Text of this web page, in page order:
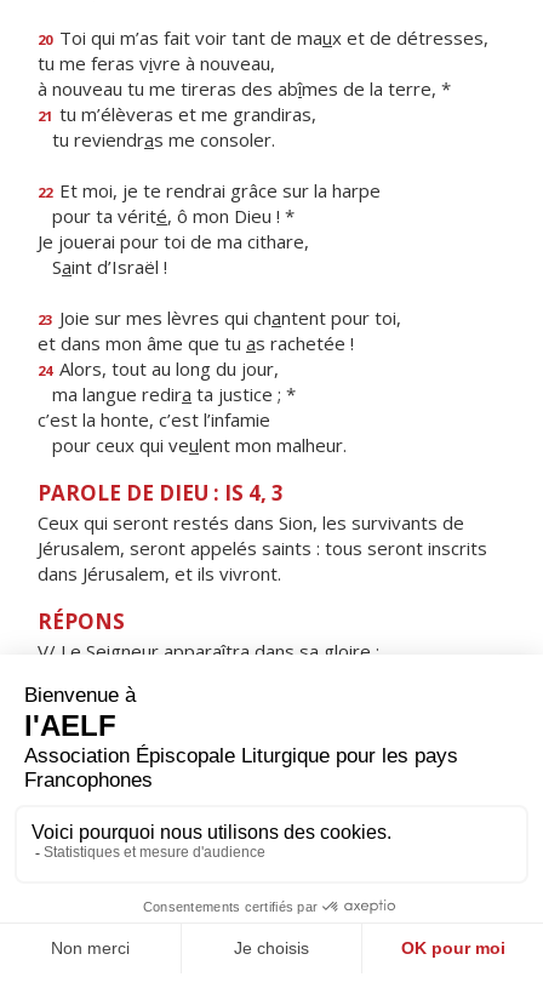
20 Toi qui m’as fait voir tant de maux et de détresses,
tu me feras vivre à nouveau,
à nouveau tu me tireras des abîmes de la terre, *
21 tu m’élèveras et me grandiras,
tu reviendras me consoler.
22 Et moi, je te rendrai grâce sur la harpe
pour ta vérité, ô mon Dieu ! *
Je jouerai pour toi de ma cithare,
Saint d’Israël !
23 Joie sur mes lèvres qui chantent pour toi,
et dans mon âme que tu as rachetée !
24 Alors, tout au long du jour,
ma langue redira ta justice ; *
c’est la honte, c’est l’infamie
pour ceux qui veulent mon malheur.
PAROLE DE DIEU : IS 4, 3
Ceux qui seront restés dans Sion, les survivants de
Jérusalem, seront appelés saints : tous seront inscrits
dans Jérusalem, et ils vivront.
RÉPONS
V/ Le Seigneur apparaîtra dans sa gloire :
ORAISON
Dieu, créateur et rédempteur des hommes, tu as voulu
que ton Verbe éternel prenne chair dans le sein de la
unique qui s'est fait l'un de nous, nous donne part à sa
vie divine. Lui qui règne.